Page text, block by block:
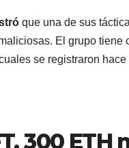
que una de sus
El grupo tiene
se registraron hace
300 ETH